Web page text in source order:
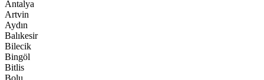
Antalya
Artvin
Aydın
Balıkesir
Bilecik
Bingöl
Bitlis
Bolu